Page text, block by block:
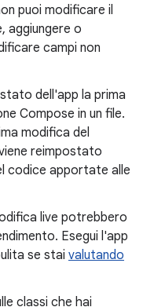
puoi modificare il
aggiungere o
campi non
dell'app la prima
Compose in un file.
modifica del
reimpostato
codice apportate alle
live potrebbero
Esegui l'app
se stai valutando
classi che hai